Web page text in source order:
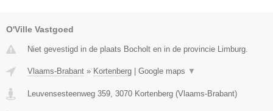
O'Ville Vastgoed
Niet gevestigd in de plaats Bocholt en in de provincie Limburg.
Vlaams-Brabant » Kortenberg Google maps ▼
Leuvensesteenweg 359, 3070 Kortenberg (Vlaams-Brabant)